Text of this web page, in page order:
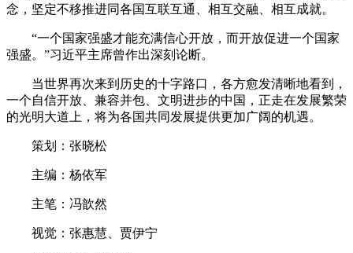
念，坚定不移推进同各国互联互通、相互交融、相互成就。
“一个国家强盛才能充满信心开放，而开放促进一个国家
强盛。”习近平主席曾作出深刻论断。
当世界再次来到历史的十字路口，各方愈发清晰地看到，
一个自信开放、兼容并包、文明进步的中国，正走在发展繁荣
的光明大道上，将为各国共同发展提供更加广阔的机遇。
策划：张晓松
主编：杨依军
主笔：冯歆然
视觉：张惠慧、贾伊宁